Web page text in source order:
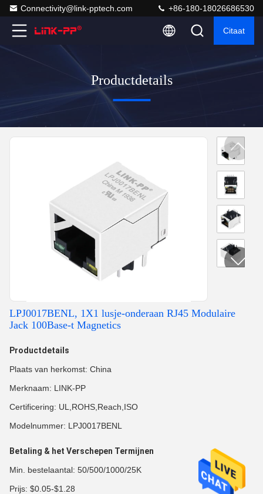
Connectivity@link-pptech.com +86-180-18026686530
Citaat
Productdetails
LPJ0017BENL, 1X1 lusje-onderaan RJ45 Modulaire
Jack 100Base-t Magnetics
Productdetails
Plaats van herkomst: China
Merknaam: LINK-PP
Certificering: UL,ROHS,Reach,ISO
Modelnummer: LPJ0017BENL
Betaling & het Verschepen Termijnen
Min. bestelaantal: 50/500/1000/25K
Prijs: $0.05-$1.28